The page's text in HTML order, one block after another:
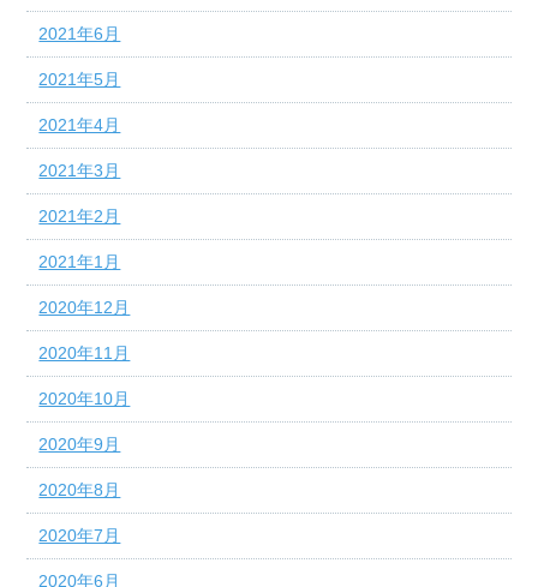
2021年6月
2021年5月
2021年4月
2021年3月
2021年2月
2021年1月
2020年12月
2020年11月
2020年10月
2020年9月
2020年8月
2020年7月
2020年6月